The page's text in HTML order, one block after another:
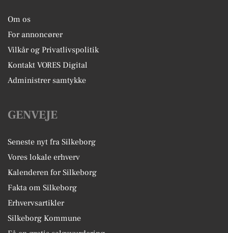
Om os
For annoncører
Vilkår og Privatlivspolitik
Kontakt VORES Digital
Administrer samtykke
GENVEJE
Seneste nyt fra Silkeborg
Vores lokale erhverv
Kalenderen for Silkeborg
Fakta om Silkeborg
Erhvervsartikler
Silkeborg Kommune